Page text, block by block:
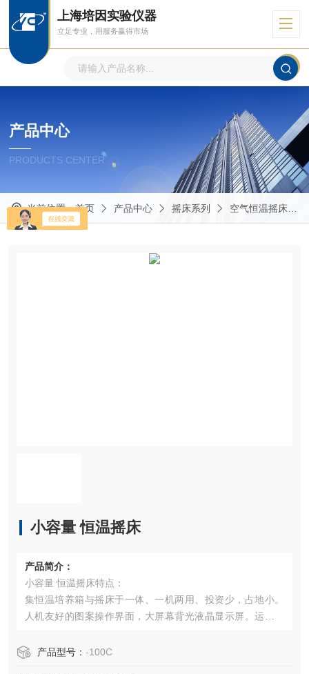
上海培因实验仪器
立足专业，用服务赢得市场
产品中心
PRODUCTS CENTER
当前位置：首页 产品中心 摇床系列 空气恒温摇床
小容量 恒温摇床
产品简介：
小容量 恒温摇床特点：
集恒温培养箱与摇床于一体、一机两用、投资少，占地小。
人机友好的图案操作界面，大屏幕背光液晶显示屏。运行参
显示器显示设定频率和实际频率。设有定时功能，1分钟到9
产品型号： -100C